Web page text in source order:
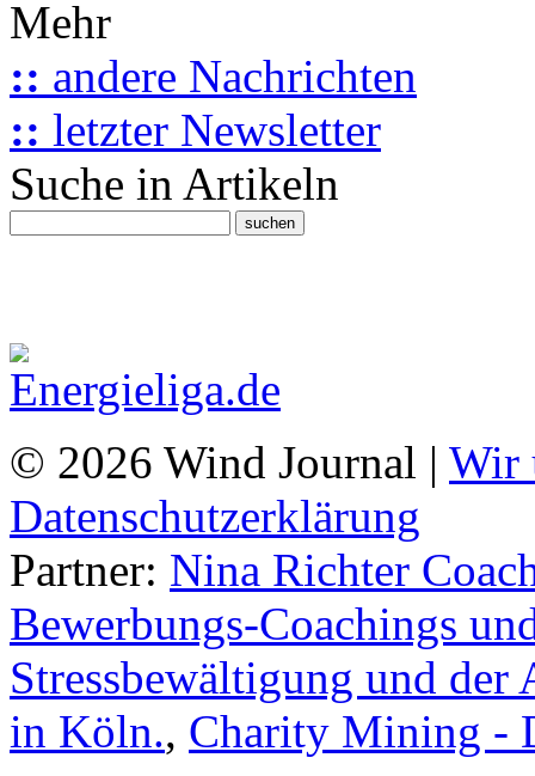
Mehr
:: andere Nachrichten
:: letzter Newsletter
Suche in Artikeln
© 2026 Wind Journal | Wir
Datenschutzerklärung
Partner: Nina Richter
Bewerbungs-Coachings
Stressbewältigung und
in Köln., Charity Mining -